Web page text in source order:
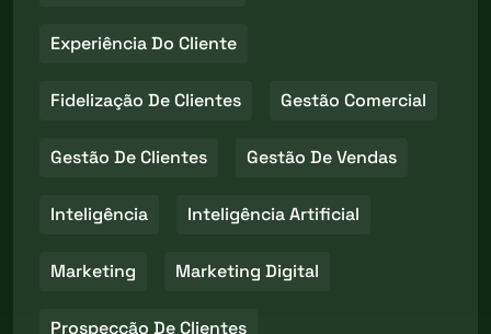
Experiência Do Cliente
Fidelização De Clientes Gestão Comercial
Gestão De Clientes Gestão De Vendas
Inteligência Inteligência Artificial
Marketing Marketing Digital
Prospecção De Clientes